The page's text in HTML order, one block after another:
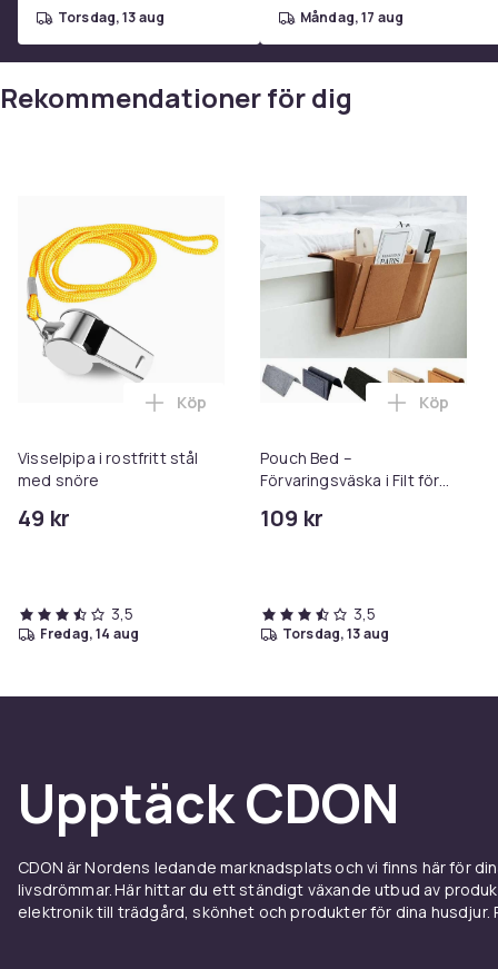
torsdag, 13 aug måndag, 17 aug
Rekommendationer för dig
Visselpipa i rostfritt stål
med snöre
49 kr
Lägg till Visselpipa i rostfritt stål med
Köp
3,5
fredag, 14 aug
Pouch Bed –
Förvaringsväska i Filt för
109 kr
Lägg till
Köp
3,5
torsdag, 13 aug
Upptäck CDON
CDON är Nordens ledande marknadsplats och vi finns här för
livsdrömmar. Här hittar du ett ständigt växande utbud av
elektronik till trädgård, skönhet och produkter för dina husdjur.